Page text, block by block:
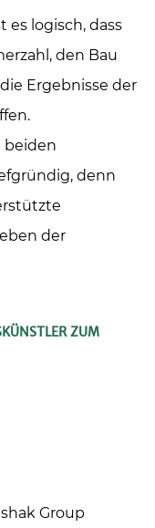
es logisch, dass
den Bau
Ergebnisse der
beiden
denn
der
ZUM
Group